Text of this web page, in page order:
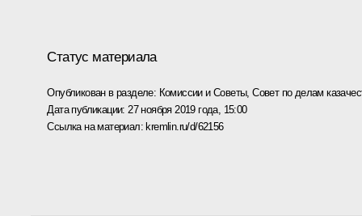
Статус материала
Опубликован в разделе: Комиссии и Советы,Совет по делам
Дата публикации: 27 ноября 2019 года, 15:00
Ссылка на материал: kremlin.ru/d/62156